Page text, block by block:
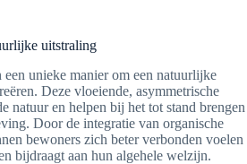
uitstraling
unieke manier om een natuurlijke
Deze vloeiende, asymmetrische
natuur en helpen bij het tot stand brengen
Door de integratie van organische
bewoners zich beter verbonden voelen
bijdraagt aan hun algehele welzijn.